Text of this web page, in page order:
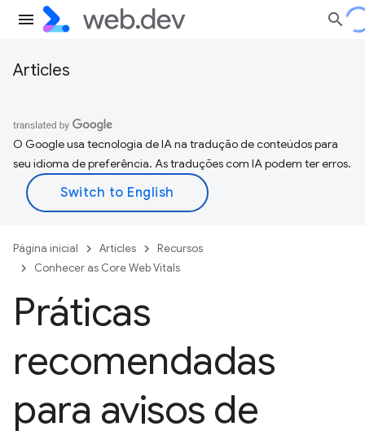
Articles
O Google usa tecnologia de IA na tradução de conteúdos para
seu idioma de preferência. As traduções com IA podem ter erros.
Página inicial Articles
Recursos
Conhecer as Core Web Vitals
Práticas
recomendadas
para avisos de